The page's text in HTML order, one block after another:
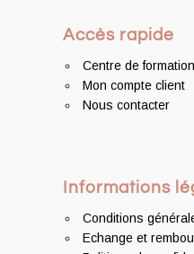
Accès rapide
Centre de formation
Mon compte client
Nous contacter
Informations
Conditions
Echange et